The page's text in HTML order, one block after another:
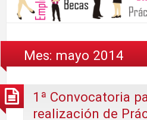
Mes: mayo 2014
1ª Convocatoria
realización de